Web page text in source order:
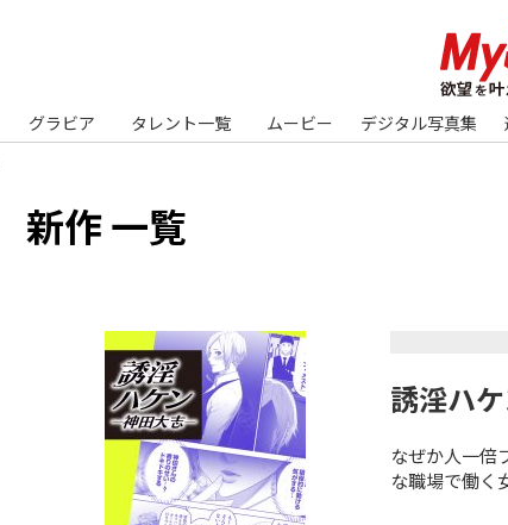
グラビア タレント一覧 ムービー デジタル写真集
新作 一覧
誘淫ハ
なぜか人一倍
な職場で働く